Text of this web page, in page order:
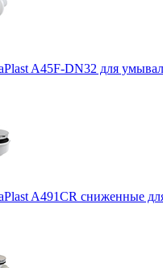
A45F-DN32 для
A491CR сниженные